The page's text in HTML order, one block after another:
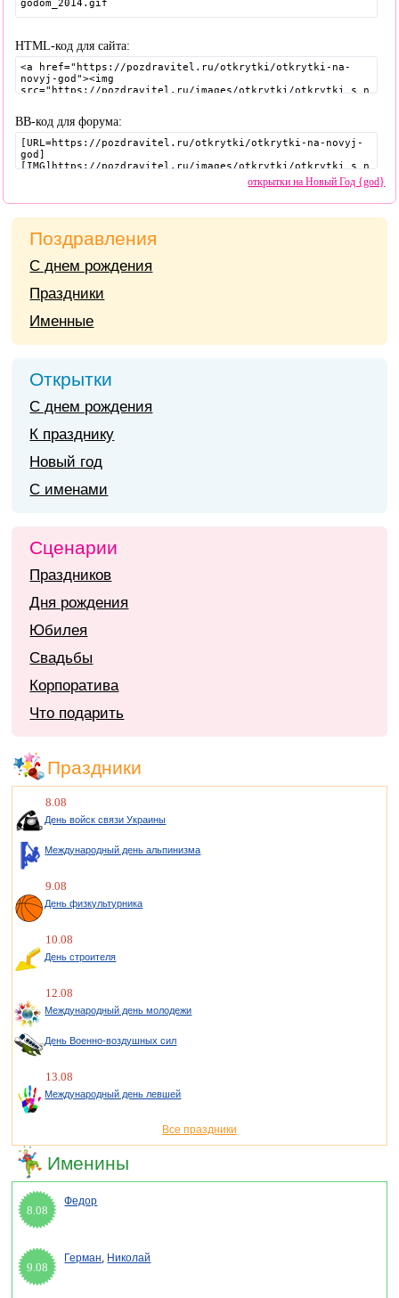
HTML-код для сайта:
BB-код для форума:
открытки на Новый Год {god}
Поздравления
С днем рождения
Праздники
Именные
Открытки
С днем рождения
К празднику
Новый год
С именами
Сценарии
Праздников
Дня рождения
Юбилея
Свадьбы
Корпоратива
Что подарить
Праздники
8.08
День войск связи Украины
Международный день альпинизма
9.08
День физкультурника
10.08
День строителя
12.08
Международный день молодежи
День Военно-воздушных сил
13.08
Международный день левшей
Все праздники
Именины
8.08
Федор
9.08
Герман, Николай